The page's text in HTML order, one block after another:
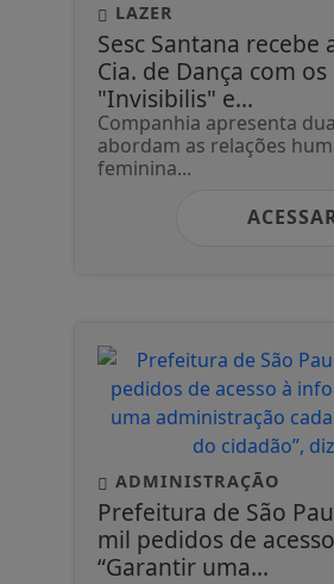
LAZER
Sesc Santana recebe
Cia. de Dança com
"Invisibilis" e...
Companhia apresenta
abordam as relações
feminina...
ADMINISTRAÇÃO
Prefeitura de São
mil pedidos de
“Garantir uma...